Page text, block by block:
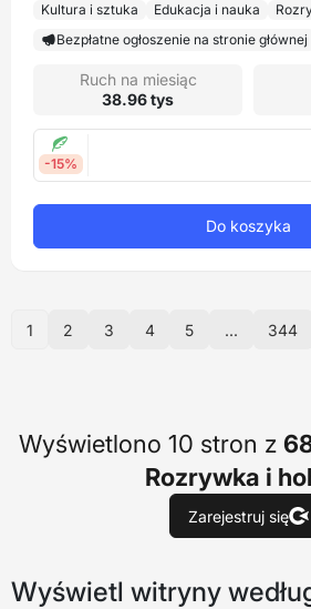
Kultura i sztuka
Edukacja i nauka
Bezpłatne ogłoszenie na stronie głównej
Ruch na miesiąc
38.96 tys
-15%
Do koszyka
1 2 3 4 5 ... 344
Wyświetlono 10 stron z
Rozrywka i
Zarejestruj się
Wyświetl witryny